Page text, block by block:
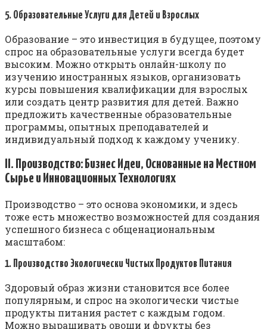
5. Образовательные Услуги для Детей и Взрослых
Образование – это инвестиция в будущее, поэтому
спрос на образовательные услуги всегда будет
высоким. Можно открыть онлайн-школу по
изучению иностранных языков, организовать
курсы повышения квалификации для взрослых
или создать центр развития для детей. Важно
предложить качественные образовательные
программы, опытных преподавателей и
индивидуальный подход к каждому ученику.
II. Производство: Бизнес Идеи, Основанные на Местном
Сырье и Инновационных Технологиях
Производство – это основа экономики, и здесь
тоже есть множество возможностей для создания
успешного бизнеса с общенациональным
масштабом:
1. Производство Экологически Чистых Продуктов Питания
Здоровый образ жизни становится все более
популярным, и спрос на экологически чистые
продукты питания растет с каждым годом.
Можно выращивать овощи и фрукты без